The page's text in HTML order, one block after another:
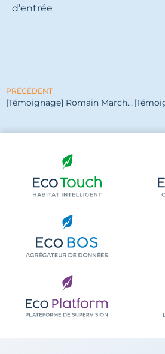
d’entrée
PRÉCÉDENT
[Témoignage] Romain Marchesi & Guy Mounac de TEM Partners